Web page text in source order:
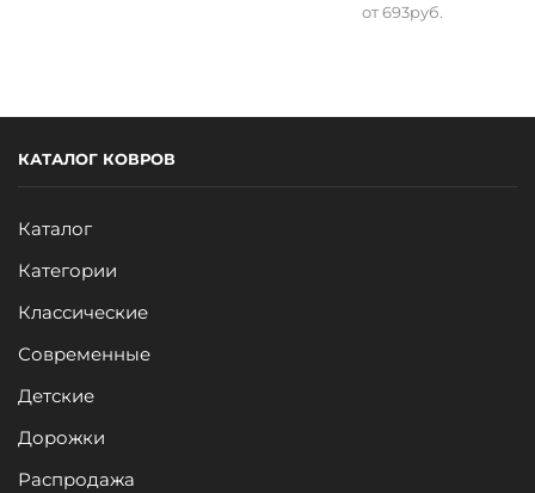
от693руб.
КАТАЛОГ КОВРОВ
Каталог
Категории
Классические
Современные
Детские
Дорожки
Распродажа